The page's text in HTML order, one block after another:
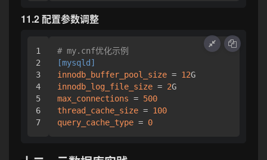
11.2 配置参数调整
1
2
3
4
5
6
# my.cnf优化示例
[mysqld]
innodb_buffer_pool_size = 12
innodb_log_file_size = 2
max_connections = 500
thread_cache_size = 100
query_cache_type = 0